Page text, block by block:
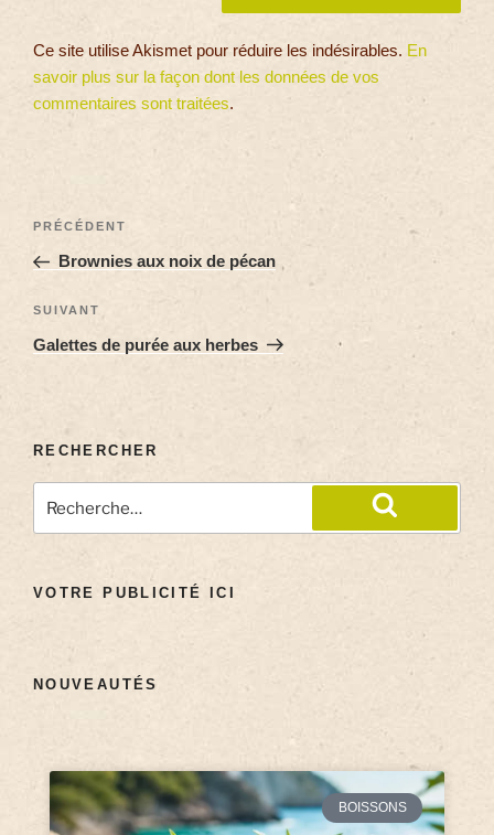
Ce site utilise Akismet pour réduire les indésirables. En
savoir plus sur la façon dont les données de vos
commentaires sont traitées.
PRÉCÉDENT
Brownies aux noix de pécan
SUIVANT
Galettes de purée aux herbes
RECHERCHER
VOTRE PUBLICITÉ ICI
NOUVEAUTÉS
BOISSONS